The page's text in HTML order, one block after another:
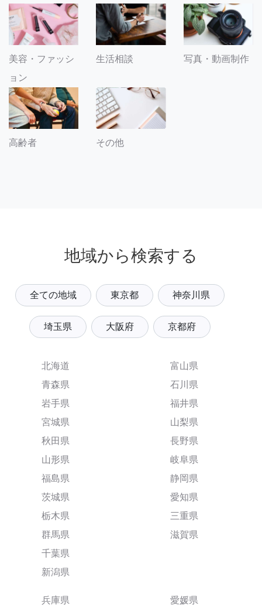
美容・ファッシ
ョン
生活相談 写真・動画制作
高齢者 その他
地域から検索する
全ての地域 東京都 神奈川県
埼玉県 大阪府 京都府
北海道
青森県
岩手県
宮城県
秋田県
山形県
福島県
茨城県
栃木県
群馬県
千葉県
新潟県
富山県
石川県
福井県
山梨県
長野県
岐阜県
静岡県
愛知県
三重県
滋賀県
兵庫県 愛媛県